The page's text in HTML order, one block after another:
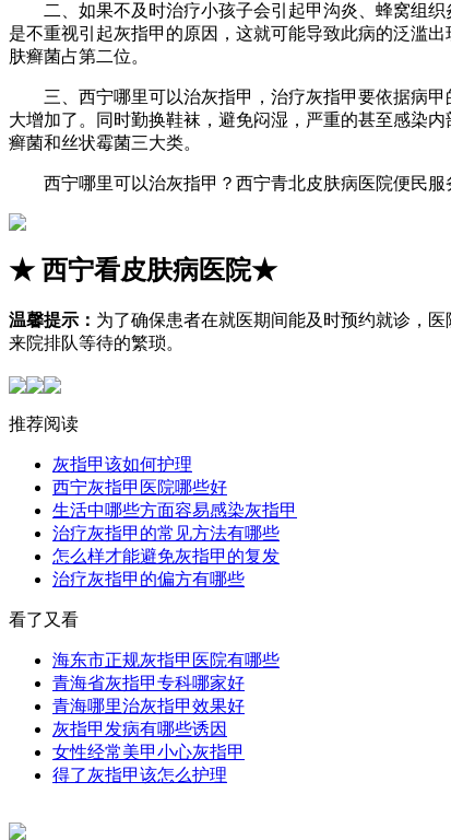
二、如果不及时治疗小孩子会引起甲沟炎、蜂窝组织
是不重视引起灰指甲的原因，这就可能导致此病的泛滥
肤癣菌占第二位。
三、西宁哪里可以治灰指甲，治疗灰指甲要依据病甲
大增加了。同时勤换鞋袜，避免闷湿，严重的甚至感染
癣菌和丝状霉菌三大类。
西宁哪里可以治灰指甲？西宁青北皮肤病医院便民服
★西宁看皮肤病医院★
温馨提示： 为了确保患者在就医期间能及时预约就诊，
来院排队等待的繁琐。
推荐阅读
灰指甲该如何护理
西宁灰指甲医院哪些好
生活中哪些方面容易感染灰指甲
治疗灰指甲的常见方法有哪些
怎么样才能避免灰指甲的复发
治疗灰指甲的偏方有哪些
看了又看
海东市正规灰指甲医院有哪些
青海省灰指甲专科哪家好
青海哪里治灰指甲效果好
灰指甲发病有哪些诱因
女性经常美甲小心灰指甲
得了灰指甲该怎么护理